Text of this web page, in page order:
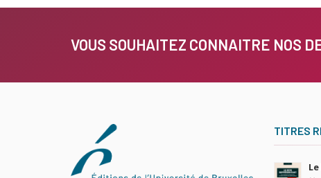
VOUS SOUHAITEZ CONNAITRE NOS
TITRES